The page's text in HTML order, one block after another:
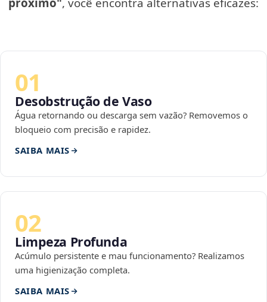
próximo", você encontra alternativas eficazes:
01
Desobstrução de Vaso
Água retornando ou descarga sem vazão? Removemos o
bloqueio com precisão e rapidez.
SAIBA MAIS
02
Limpeza Profunda
Acúmulo persistente e mau funcionamento? Realizamos
uma higienização completa.
SAIBA MAIS